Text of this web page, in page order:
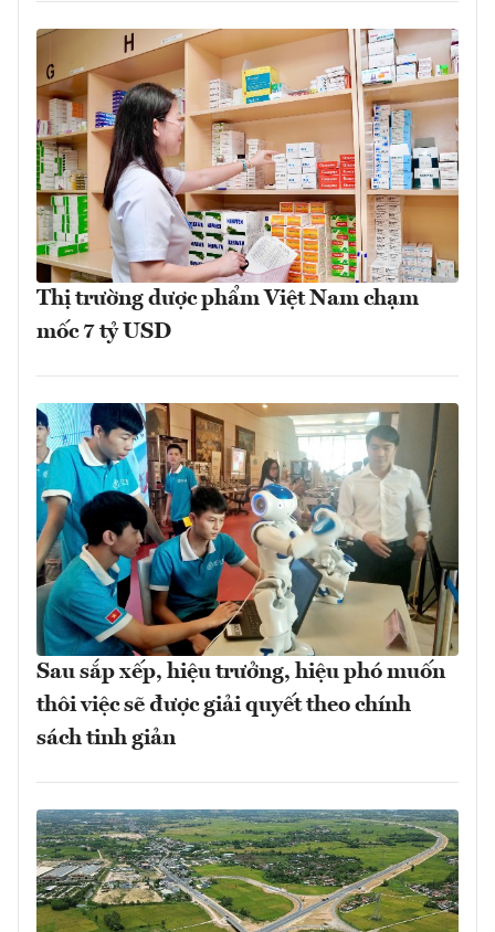
Thị trường dược phẩm Việt Nam chạm
mốc 7 tỷ USD
Sau sắp xếp, hiệu trưởng, hiệu phó muốn
thôi việc sẽ được giải quyết theo chính
sách tinh giản